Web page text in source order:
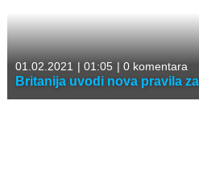
01.02.2021 | 01:05 | 0 komentara
Britanija uvodi nova pravila